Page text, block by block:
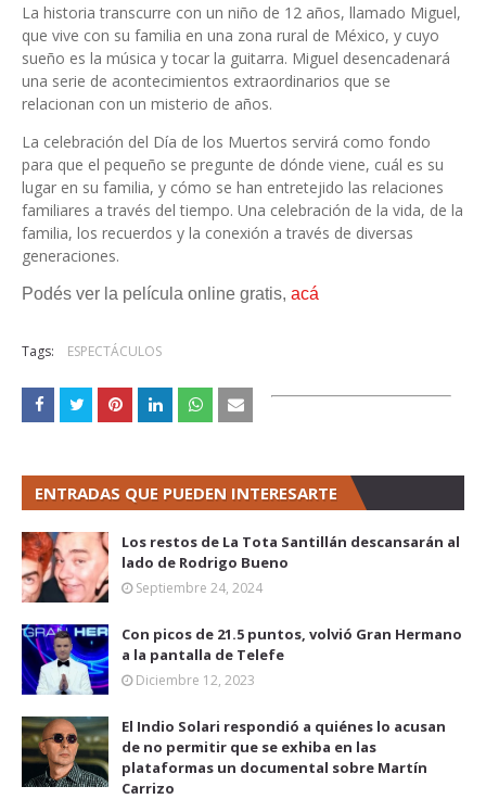
La historia transcurre con un niño de 12 años, llamado Miguel,
que vive con su familia en una zona rural de México, y cuyo
sueño es la música y tocar la guitarra. Miguel desencadenará
una serie de acontecimientos extraordinarios que se
relacionan con un misterio de años.
La celebración del Día de los Muertos servirá como fondo
para que el pequeño se pregunte de dónde viene, cuál es su
lugar en su familia, y cómo se han entretejido las relaciones
familiares a través del tiempo. Una celebración de la vida, de la
familia, los recuerdos y la conexión a través de diversas
generaciones.
Podés ver la película online gratis, acá
Tags: ESPECTÁCULOS
ENTRADAS QUE PUEDEN INTERESARTE
Los restos de La Tota Santillán descansarán al
lado de Rodrigo Bueno
Septiembre 24, 2024
Con picos de 21.5 puntos, volvió Gran Hermano
a la pantalla de Telefe
Diciembre 12, 2023
El Indio Solari respondió a quiénes lo acusan
de no permitir que se exhiba en las
plataformas un documental sobre Martín
Carrizo